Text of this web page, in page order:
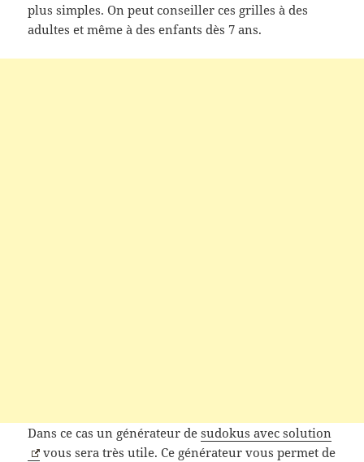
plus simples. On peut conseiller ces grilles à des
adultes et même à des enfants dès 7 ans.
Dans ce cas un générateur desudokus avec solution
vous sera très utile. Ce générateur vous permet de